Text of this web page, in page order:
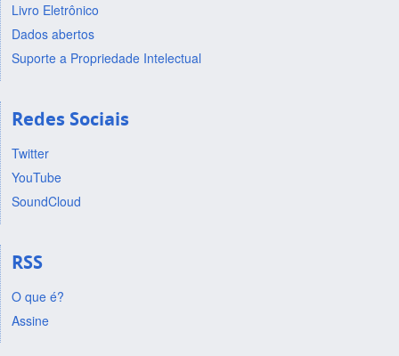
Livro Eletrônico
Dados abertos
Suporte a Propriedade Intelectual
Redes Sociais
Twitter
YouTube
SoundCloud
RSS
O que é?
Assine